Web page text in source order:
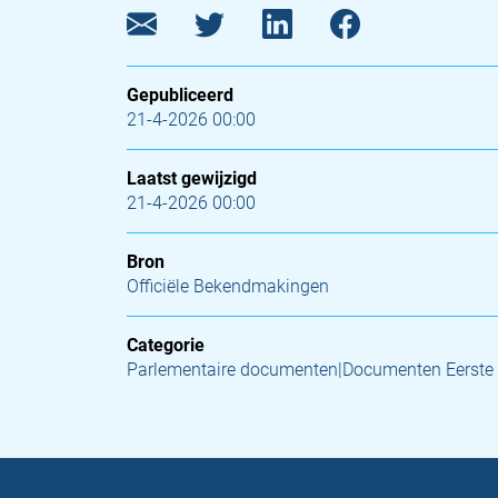
Gepubliceerd
21-4-2026 00:00
Laatst gewijzigd
21-4-2026 00:00
Bron
Officiële Bekendmakingen
Categorie
Parlementaire documenten|Documenten